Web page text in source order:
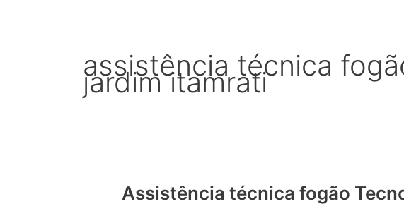
assistência técnica
jardim itamrati
Assistência técnica fogão